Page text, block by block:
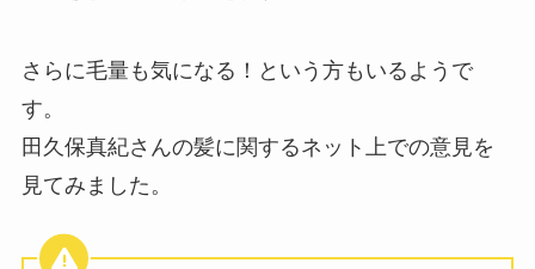
さらに毛量も気になる！という方もいるようで
す。
田久保真紀さんの髪に関するネット上での意見を
見てみました。